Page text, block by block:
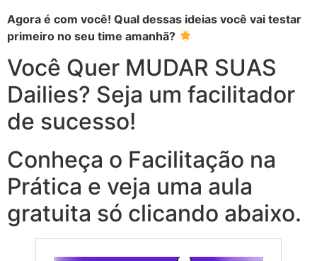
Agora é com você! Qual dessas ideias você vai testar
primeiro no seu time amanhã?
Você Quer MUDAR SUAS
Dailies? Seja um facilitador
de sucesso!
Conheça o Facilitação na
Prática e veja uma aula
gratuita só clicando abaixo.